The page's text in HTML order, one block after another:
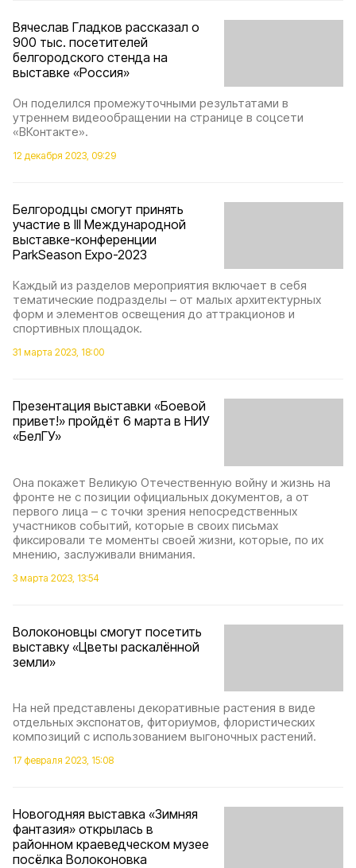
Вячеслав Гладков рассказал о
900 тыс. посетителей
белгородского стенда на
выставке «Россия»
Он поделился промежуточными результатами в
утреннем видеообращении на странице в соцсети
«ВКонтакте».
12 декабря 2023, 09:29
Белгородцы смогут принять
участие в III Международной
выставке-конференции
ParkSeason Expo-2023
Каждый из разделов мероприятия включает в себя
тематические подразделы – от малых архитектурных
форм и элементов освещения до аттракционов и
спортивных площадок.
31 марта 2023, 18:00
Презентация выставки «Боевой
привет!» пройдёт 6 марта в НИУ
«БелГУ»
Она покажет Великую Отечественную войну и жизнь на
фронте не с позиции официальных документов, а от
первого лица – с точки зрения непосредственных
участников событий, которые в своих письмах
фиксировали те моменты своей жизни, которые, по их
мнению, заслуживали внимания.
3 марта 2023, 13:54
Волоконовцы смогут посетить
выставку «Цветы раскалённой
земли»
На ней представлены декоративные растения в виде
отдельных экспонатов, фиториумов, флористических
композиций с использованием выгоночных растений.
17 февраля 2023, 15:08
Новогодняя выставка «Зимняя
фантазия» открылась в
районном краеведческом музее
посёлка Волоконовка